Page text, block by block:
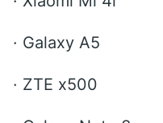
· Galaxy A5
· ZTE x500